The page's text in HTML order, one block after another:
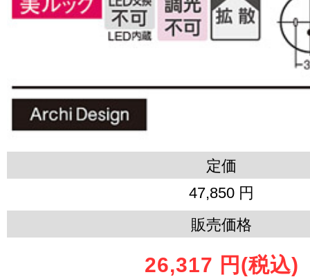
定価
47,850 円
販売価格
26,317 円 (税込)